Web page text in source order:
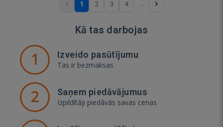
1 2 3 4 ...
Kā tas darbojas
1 Izveido pasūtījumu
Tas ir bezmaksas
2 Saņem piedāvājumus
Izpildītāji piedāvās savas cenas